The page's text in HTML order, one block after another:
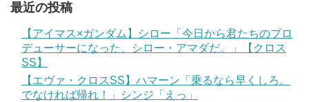
最近の投稿
【アイマス×ガンダム】シロー「今日から君たちのプロ
デューサーになった、シロー・アマダだ。」【クロス
SS】
【エヴァ・クロスSS】ハマーン「乗るなら早くしろ。
でなければ帰れ！」シンジ「えっ」